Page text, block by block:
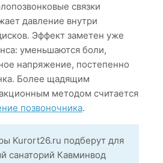
связки
давление внутри
Эффект заметен уже
уменьшаются боли,
напряжение, постепенно
Более щадящим
методом считается
позвоночника.
Kurort26.ru подберут для
санаторий Кавминвод